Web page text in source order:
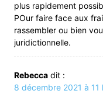
plus rapidement
POur faire face aux
rassembler ou bien
juridictionnelle.
Rebecca dit :
8 décembre 2021 à 11